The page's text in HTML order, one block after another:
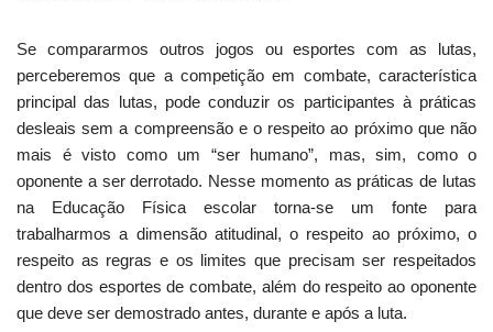
Se compararmos outros jogos ou esportes com as lutas,
perceberemos que a competição em combate, característica
principal das lutas, pode conduzir os participantes à práticas
desleais sem a compreensão e o respeito ao próximo que não
mais é visto como um “ser humano”, mas, sim, como o
oponente a ser derrotado. Nesse momento as práticas de lutas
na Educação Física escolar torna-se um fonte para
trabalharmos a dimensão atitudinal, o respeito ao próximo, o
respeito as regras e os limites que precisam ser respeitados
dentro dos esportes de combate, além do respeito ao oponente
que deve ser demostrado antes, durante e após a luta.